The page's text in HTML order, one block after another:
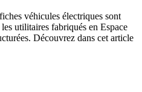
véhicules électriques sont
utilitaires fabriqués en Espace
Découvrez dans cet article